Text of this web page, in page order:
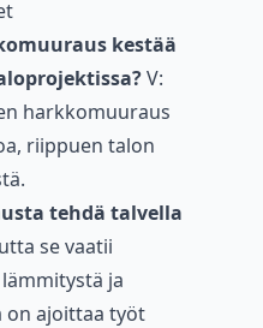
kestää
V:
harkkomuuraus
riippuen talon
tehdä talvella
se vaatii
ja
on ajoittaa työt